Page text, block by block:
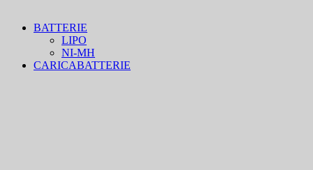
BATTERIE
LIPO
NI-MH
CARICABATTERIE